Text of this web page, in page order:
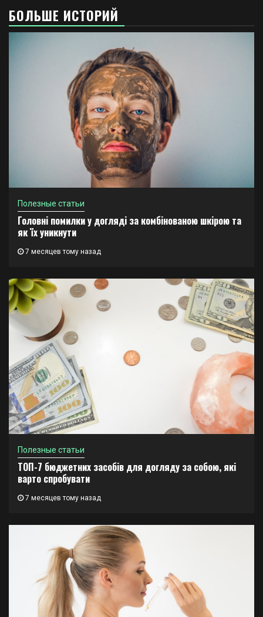
БОЛЬШЕ ИСТОРИЙ
Полезные статьи
Головні помилки у догляді за комбінованою шкірою та
як їх уникнути
7 месяцев тому назад
Полезные статьи
ТОП-7 бюджетних засобів для догляду за собою, які
варто спробувати
7 месяцев тому назад